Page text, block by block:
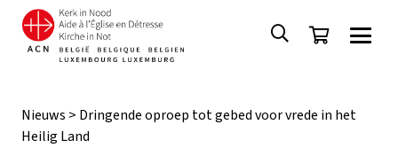
Nieuws > Dringende oproep tot gebed voor vrede in het
Heilig Land